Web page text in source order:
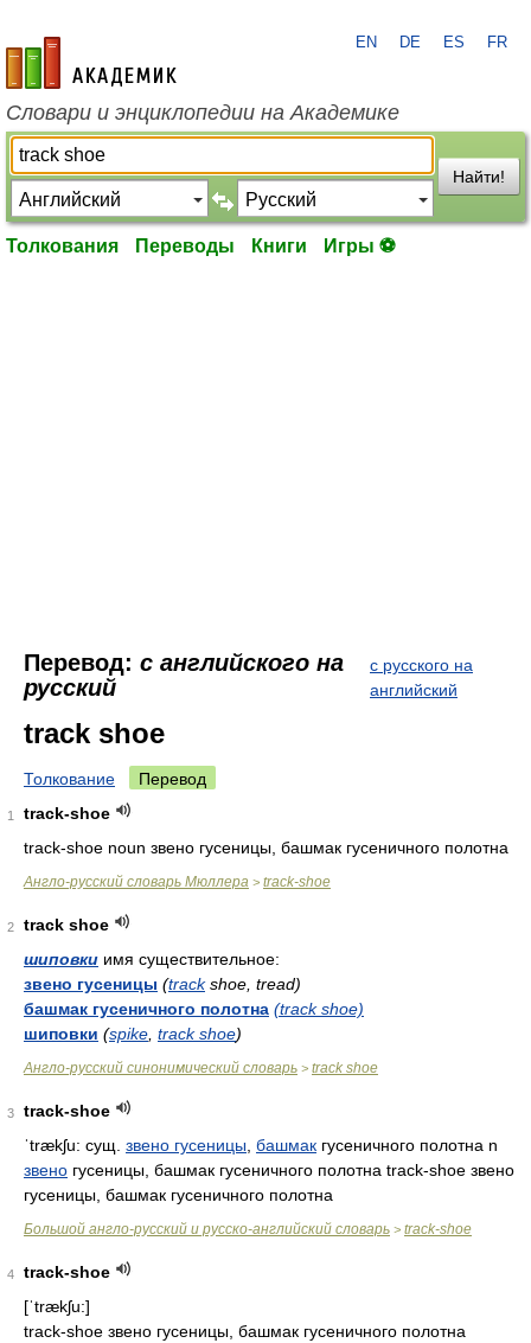
academic.ru
EN DE ES FR
Словари и энциклопедии на Академике
Найти!
Толкования Переводы Книги Игры ⚽
Перевод: с английского на
русский
с русского на
английский
track shoe
Толкование Перевод
1
track-shoe
track-shoe noun звено гусеницы, башмак гусеничного полотна
Англо-русский словарь Мюллера > track-shoe
2
track shoe
шиповки имя существительное:
звено гусеницы (trackshoe, tread)
башмак гусеничного полотна (track shoe)
шиповки (spike track shoe)
Англо-русский синонимический словарь > track shoe
3
track-shoe
ˈtrækʃu: сущ. звено гусеницы башмак гусеничного полотна n
звено гусеницы, башмак гусеничного полотна track-shoe звено
гусеницы, башмак гусеничного полотна
Большой англо-русский и русско-английский словарь > track-shoe
4
track-shoe
[ˈtrækʃu:]
track-shoe звено гусеницы, башмак гусеничного полотна